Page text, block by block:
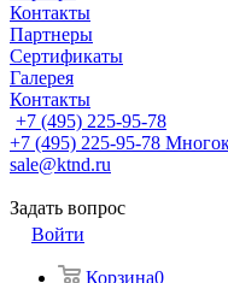
Контакты
Партнеры
Сертификаты
Галерея
Контакты
+7 (495) 225-95-78
+7 (495) 225-95-78
sale@ktnd.ru
Задать вопрос
Войти
Корзина0